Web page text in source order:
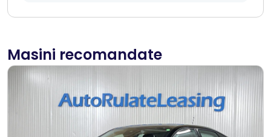
Masini recomandate